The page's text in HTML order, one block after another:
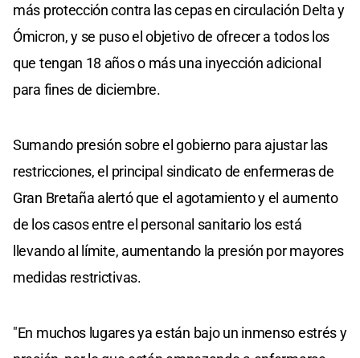
más protección contra las cepas en circulación Delta y
Ómicron, y se puso el objetivo de ofrecer a todos los
que tengan 18 años o más una inyección adicional
para fines de diciembre.
Sumando presión sobre el gobierno para ajustar las
restricciones, el principal sindicato de enfermeras de
Gran Bretaña alertó que el agotamiento y el aumento
de los casos entre el personal sanitario los está
llevando al límite, aumentando la presión por mayores
medidas restrictivas.
"En muchos lugares ya están bajo un inmenso estrés y